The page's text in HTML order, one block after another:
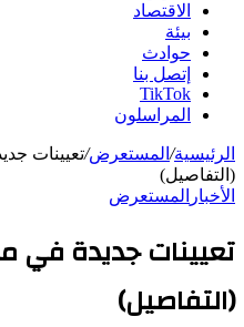
الاقتصاد
بيئة
حوادث
إتصل بنا
TikTok
المراسلون
الرئيسية/ المستعرض/تعيينات
(التفاصيل)
الأخبار المستعرض
تعيينات جديدة في
(التفاصيل)